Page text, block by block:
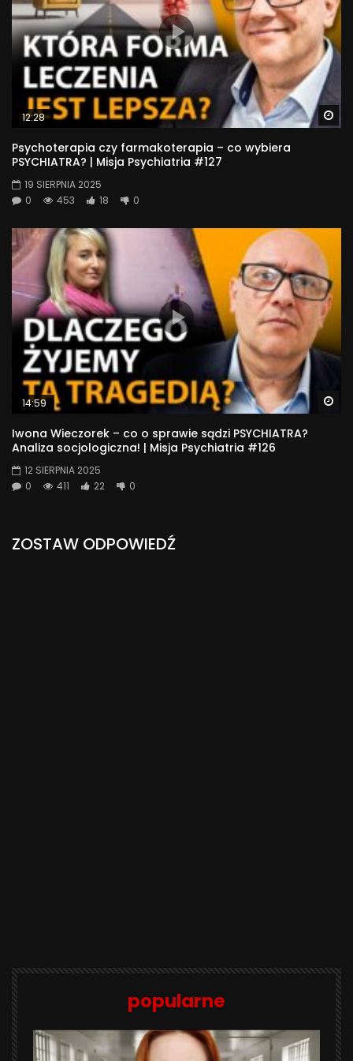
12:28
Psychoterapia czy farmakoterapia – co wybiera
PSYCHIATRA? | Misja Psychiatria #127
19 SIERPNIA 2025
0
453 18 0
14:59
Iwona Wieczorek – co o sprawie sądzi PSYCHIATRA?
Analiza socjologiczna! | Misja Psychiatria #126
12 SIERPNIA 2025
0
411 22 0
ZOSTAW ODPOWIEDŹ
popularne